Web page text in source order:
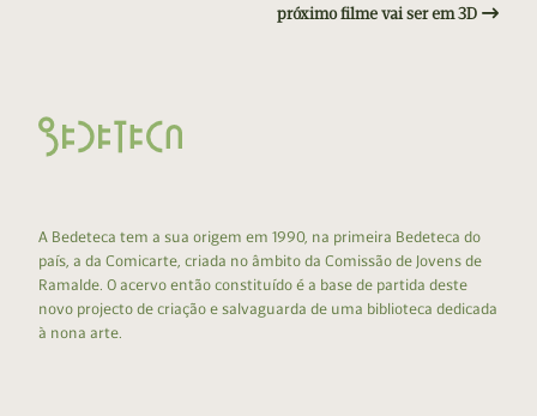
próximo filme vai ser em 3D
A Bedeteca tem a sua origem em 1990, na primeira Bedeteca do
país, a da Comicarte, criada no âmbito da Comissão de Jovens de
Ramalde. O acervo então constituído é a base de partida deste
novo projecto de criação e salvaguarda de uma biblioteca dedicada
à nona arte.